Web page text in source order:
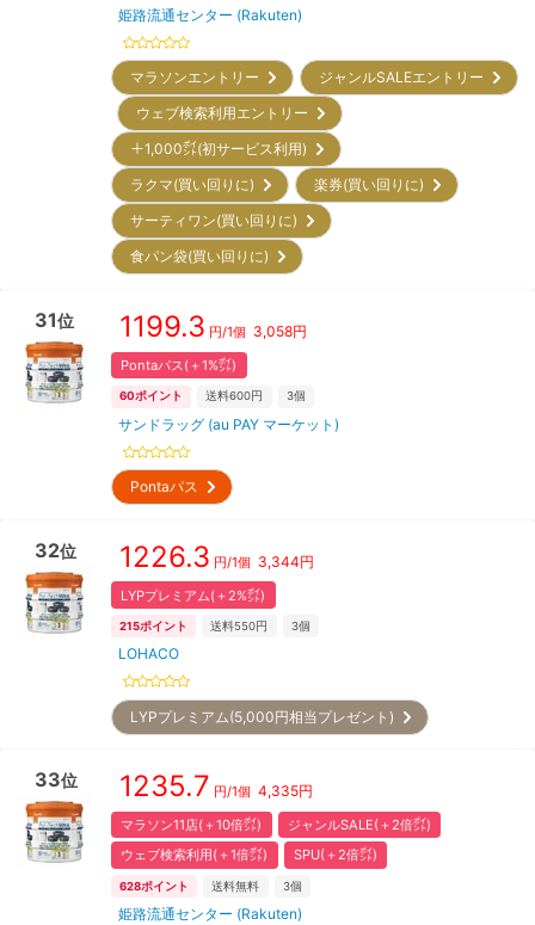
姫路流通センター (Rakuten)
マラソンエントリー
ジャンルSALEエントリー
ウェブ検索利用エントリー
＋1,000㌽(初サービス利用)
ラクマ(買い回りに)
楽券(買い回りに)
サーティワン(買い回りに)
食パン袋(買い回りに)
31位 1199.3 円/1個 3,058円
Pontaパス(＋1%㌽)
60ポイント 送料600円 3個
サンドラッグ (au PAY マーケット)
Pontaパス
32位 1226.3 円/1個 3,344円
LYPプレミアム(＋2%㌽)
215ポイント 送料550円 3個
LOHACO
LYPプレミアム(5,000円相当プレゼント)
33位 1235.7 円/1個 4,335円
マラソン11店(＋10倍㌽)
ジャンルSALE(＋2倍㌽)
ウェブ検索利用(＋1倍㌽)
SPU(＋2倍㌽)
628ポイント 送料無料 3個
姫路流通センター (Rakuten)